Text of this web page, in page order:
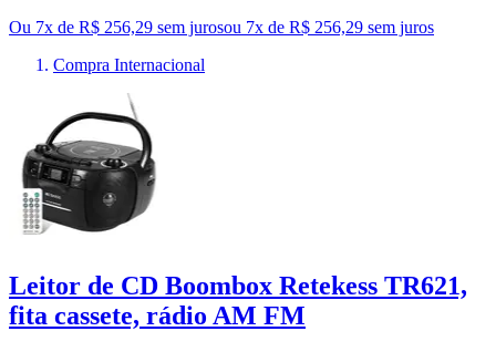
Ou 7x de R$ 256,29 sem jurosou 7x de R$ 256,29 sem juros
Compra Internacional
Leitor de CD Boombox Retekess TR621,
fita cassete, rádio AM FM